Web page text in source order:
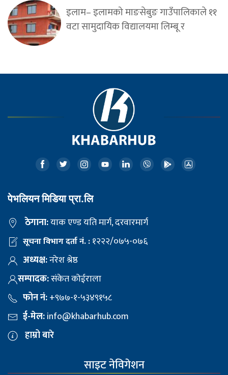
इलाम– इलामको माङसेबुङ गाउँपालिकाले ११
वटा सामुदायिक विद्यालयमा लिम्बू र
पेभलियन मिडिया प्रा.लि
ठेगाना:याक एण्ड यति मार्ग, दरवारमार्ग
सूचना विभाग दर्ता नं. :१२२२/०७५-०७६
अध्यक्ष:नरेश श्रेष्ठ
सम्पादक:संकेत कोईराला
फोन नं:+९७७-१-५३४९१५८
ई-मेल:info@khabarhub.com
हाम्रो बारे
साइट नेविगेशन